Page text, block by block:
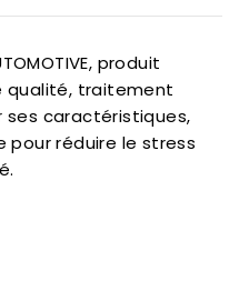
produit
qualité, traitement
ses caractéristiques,
réduire le stress